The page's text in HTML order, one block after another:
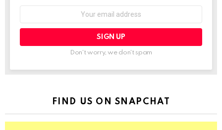
Don't worry, we don't spam
FIND US ON SNAPCHAT